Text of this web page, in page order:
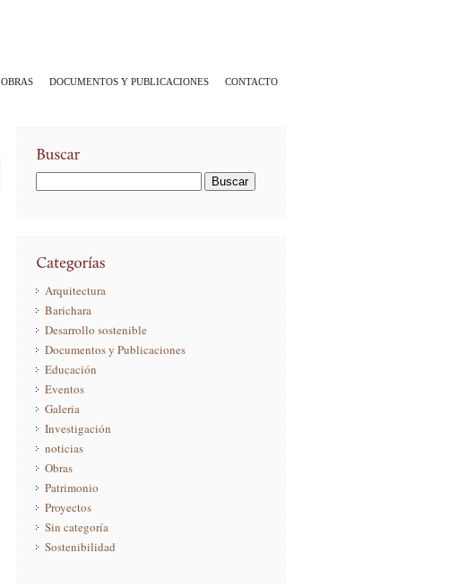
OBRAS DOCUMENTOS Y PUBLICACIONES CONTACTO
Arquitectura
Barichara
Desarrollo sostenible
Documentos y Publicaciones
Educación
Eventos
Galeria
Investigación
noticias
Obras
Patrimonio
Proyectos
Sin categoría
Sostenibilidad